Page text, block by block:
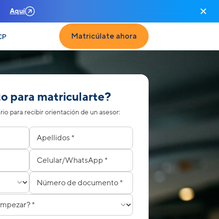
Aquí
Matricúlate ahora
para matricularte?
para recibir orientación de un asesor: